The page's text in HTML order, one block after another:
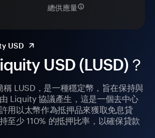
USD (LUSD)？
LUSD，是一種穩定幣，旨在保持與
Liquity 協議產生，這是一個去中心
用以太幣作為抵押品來獲取免息貸
至少 110% 的抵押比率，以確保貸款
總供應量
USD